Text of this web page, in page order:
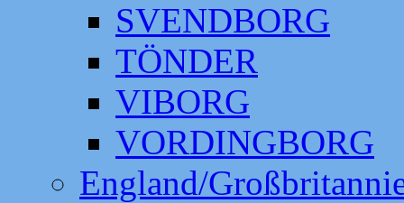
SVENDBORG
TÖNDER
VIBORG
VORDINGBORG
England/